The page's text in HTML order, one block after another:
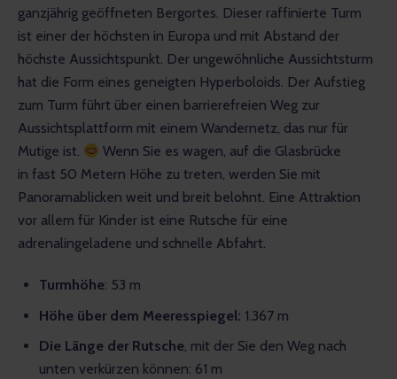
ganzjährig geöffneten Bergortes. Dieser raffinierte Turm
ist einer der höchsten in Europa und mit Abstand der
höchste Aussichtspunkt. Der ungewöhnliche Aussichtsturm
hat die Form eines geneigten Hyperboloids. Der Aufstieg
zum Turm führt über einen barrierefreien Weg zur
Aussichtsplattform mit einem Wandernetz, das nur für
Mutige ist.
Wenn Sie es wagen, auf die Glasbrücke
in fast 50 Metern Höhe zu treten, werden Sie mit
Panoramablicken weit und breit belohnt. Eine Attraktion
vor allem für Kinder ist eine Rutsche für eine
adrenalingeladene und schnelle Abfahrt.
Turmhöhe: 53 m
Höhe über dem Meeresspiegel: 1.367 m
Die Länge der Rutsche, mit der Sie den Weg nach
unten verkürzen können: 61 m